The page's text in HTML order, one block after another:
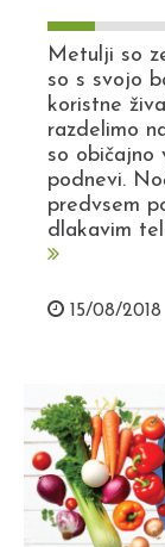
Metulji so
so s svojo
koristne
razdelimo
so običajno
podnevi.
predvsem
dlakavim
15/08/2018